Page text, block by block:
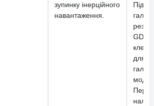
зупинку інерційного
навантаження.
клем
для